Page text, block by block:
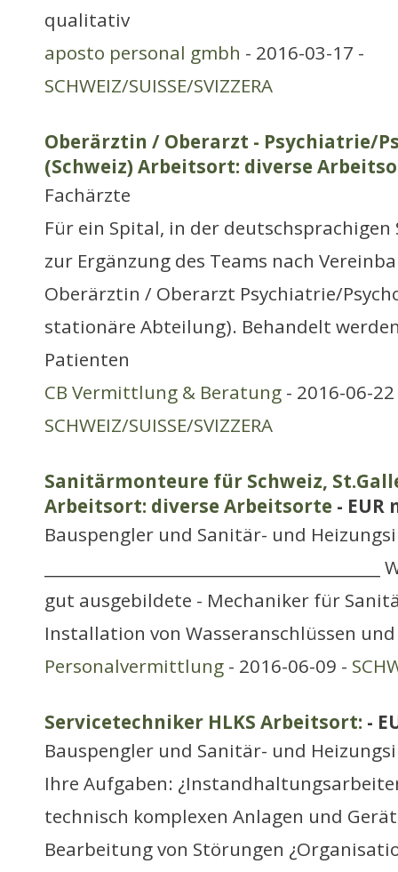
qualitativ
aposto personal gmbh - 2016-03-17 -
SCHWEIZ/SUISSE/SVIZZERA
Oberärztin / Oberarzt - Psychiatrie/
(Schweiz) Arbeitsort: diverse
Fachärzte
Für ein Spital, in der deutschsprachigen
zur Ergänzung des Teams nach
Oberärztin / Oberarzt Psychiatrie/
stationäre Abteilung). Behandelt
Patienten
CB Vermittlung & Beratung - 2016-06-
SCHWEIZ/SUISSE/SVIZZERA
Sanitärmonteure für Schweiz,
Arbeitsort: diverse Arbeitsorte -
Bauspengler und Sanitär- und
gut ausgebildete - Mechaniker für
Installation von Wasseranschlüssen
Personalvermittlung - 2016-06-09 -
Servicetechniker HLKS Arbeitsort: -
Bauspengler und Sanitär- und
Ihre Aufgaben:
technisch komplexen Anlagen und
Bearbeitung von Störungen